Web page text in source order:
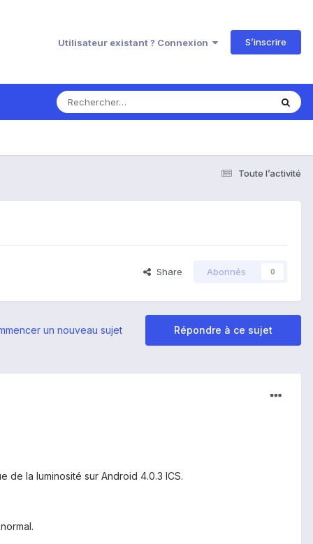
Utilisateur existant ? Connexion S’inscrire
Toute l’activité
Share Abonnés 0
Répondre à ce sujet
un nouveau sujet
la luminosité sur Android 4.0.3 ICS.